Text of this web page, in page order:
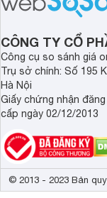
dùng đang tìm kiếm
bát cao cấp.
CÔNG TY CỔ
Công cụ so sánh giá
Trụ sở chính: Số 195
Hà Nội
Giấy chứng nhận
cấp ngày 02/12/2013
© 2013 - 2023 Bản